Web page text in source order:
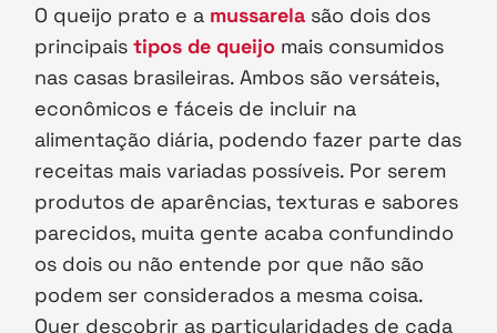
O queijo prato e a mussarela são dois dos
principaistipos de queijo mais consumidos
nas casas brasileiras. Ambos são versáteis,
econômicos e fáceis de incluir na
alimentação diária, podendo fazer parte das
receitas mais variadas possíveis. Por serem
produtos de aparências, texturas e sabores
parecidos, muita gente acaba confundindo
os dois ou não entende por que não são
podem ser considerados a mesma coisa.
Quer descobrir as particularidades de cada